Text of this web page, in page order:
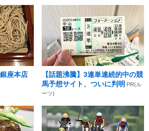
座本店
【話題沸騰】3連単連続的中の競
馬予想サイト、ついに判明 PR(ル
ーツ)